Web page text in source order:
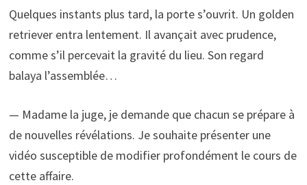
Quelques instants plus tard, la porte s’ouvrit. Un golden
retriever entra lentement. Il avançait avec prudence,
comme s’il percevait la gravité du lieu. Son regard
balaya l’assemblée…
— Madame la juge, je demande que chacun se prépare à
de nouvelles révélations. Je souhaite présenter une
vidéo susceptible de modifier profondément le cours de
cette affaire.